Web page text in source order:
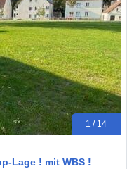
1 / 14
Lage ! mit WBS !